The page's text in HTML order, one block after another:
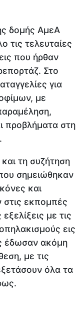
δομής ΑμεΑ
τις τελευταίες
που ήρθαν
Στο
για
με
προβλήματα στη
τη συζήτηση
σημειώθηκαν
και
στις εκπομπές
με τις
εις
έδωσαν ακόμη
με τις
όλα τα